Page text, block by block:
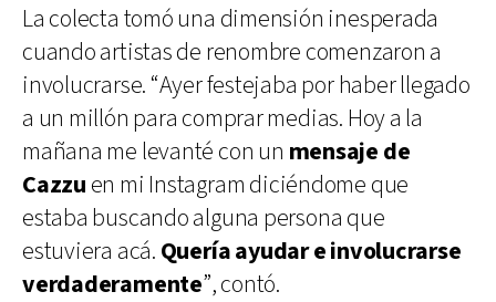
La colecta tomó una dimensión inesperada
cuando artistas de renombre comenzaron a
involucrarse. “Ayer festejaba por haber llegado
a un millón para comprar medias. Hoy a la
mañana me levanté con un mensaje de
Cazzu en mi Instagram diciéndome que
estaba buscando alguna persona que
estuviera acá. Quería ayudar e involucrarse
verdaderamente”, contó.